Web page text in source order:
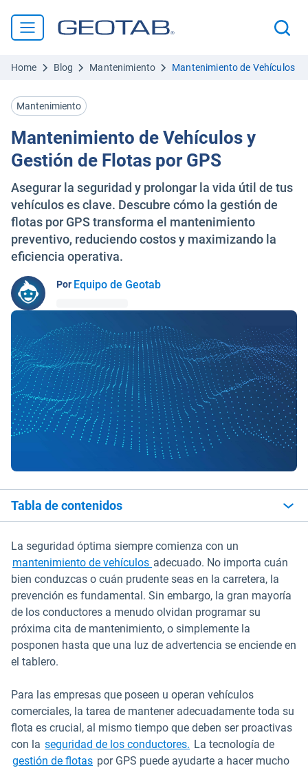
Home Blog Mantenimiento Mantenimiento de Vehículos y
Mantenimiento
Mantenimiento de Vehículos y
Gestión de Flotas por GPS
Asegurar la seguridad y prolongar la vida útil de tus
vehículos es clave. Descubre cómo la gestión de
flotas por GPS transforma el mantenimiento
preventivo, reduciendo costos y maximizando la
eficiencia operativa.
Por Equipo de Geotab
Tabla de contenidos
La seguridad óptima siempre comienza con un
mantenimiento de vehículos adecuado. No importa cuán
bien conduzcas o cuán prudente seas en la carretera, la
prevención es fundamental. Sin embargo, la gran mayoría
de los conductores a menudo olvidan programar su
próxima cita de mantenimiento, o simplemente la
posponen hasta que una luz de advertencia se enciende en
el tablero.
Para las empresas que poseen u operan vehículos
comerciales, la tarea de mantener adecuadamente toda su
flota es crucial, al mismo tiempo que deben ser proactivas
con la seguridad de los conductores. La tecnología de
gestión de flotas por GPS puede ayudarte a hacer mucho